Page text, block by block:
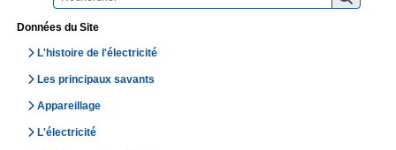
Données du Site
L'histoire de l'électricité
Les principaux savants
Appareillage
L'électricité